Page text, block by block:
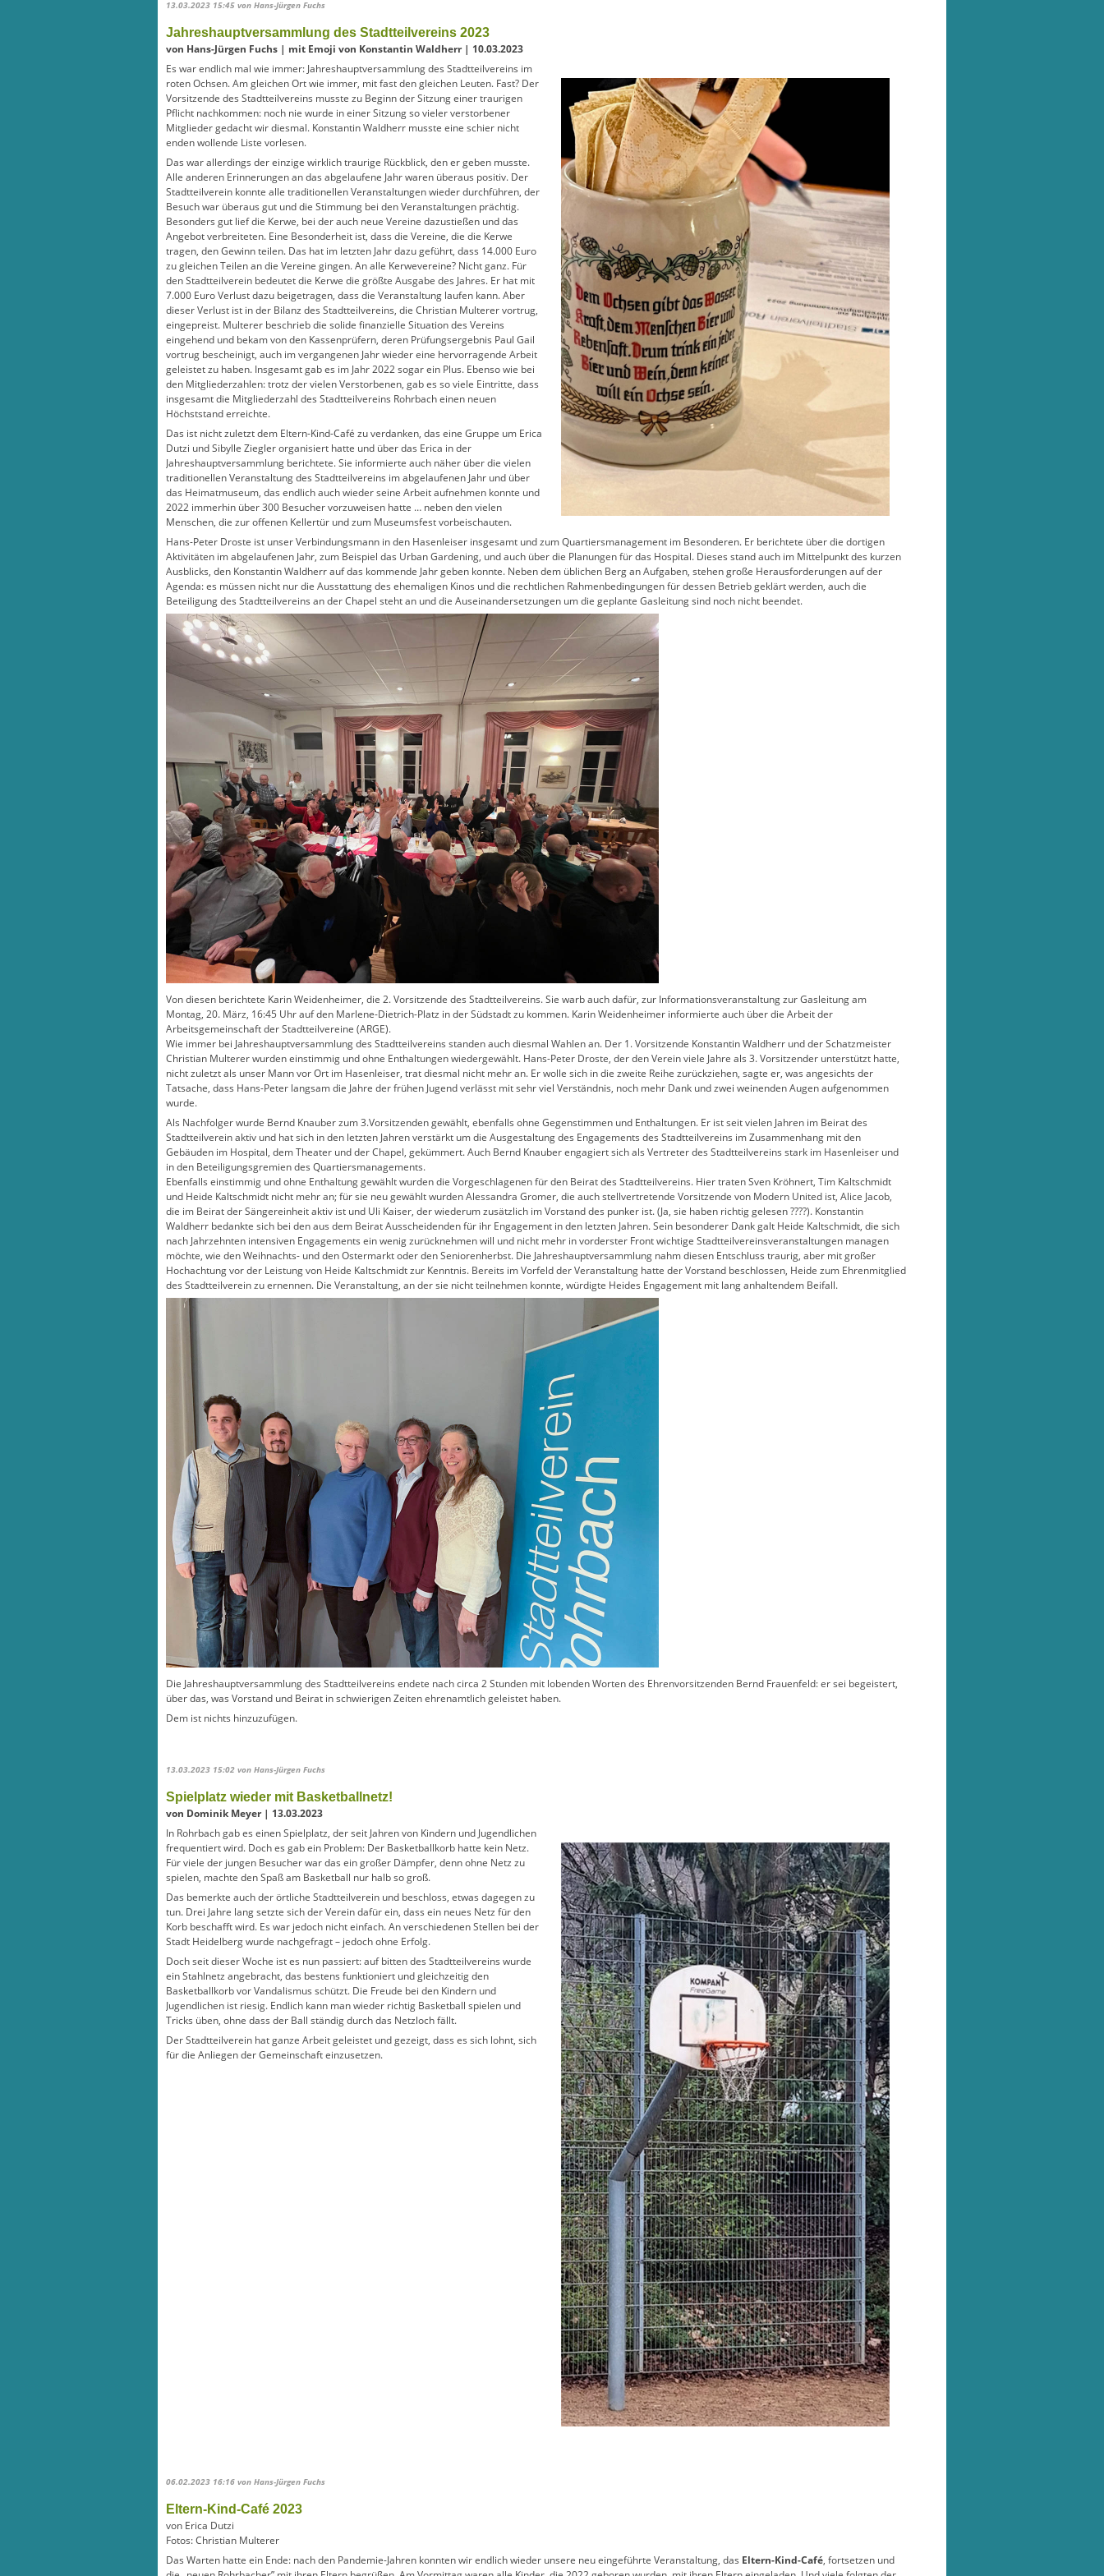
13.03.2023 15:45 von Hans-Jürgen Fuchs
Jahreshauptversammlung des Stadtteilvereins 2023
von Hans-Jürgen Fuchs | mit Emoji von Konstantin Waldherr | 10.03.2023
Es war endlich mal wie immer: Jahreshauptversammlung des Stadtteilvereins im
roten Ochsen. Am gleichen Ort wie immer, mit fast den gleichen Leuten. Fast? Der
Vorsitzende des Stadtteilvereins musste zu Beginn der Sitzung einer traurigen
Pflicht nachkommen: noch nie wurde in einer Sitzung so vieler verstorbener
Mitglieder gedacht wir diesmal. Konstantin Waldherr musste eine schier nicht
enden wollende Liste vorlesen.
Das war allerdings der einzige wirklich traurige Rückblick, den er geben musste.
Alle anderen Erinnerungen an das abgelaufene Jahr waren überaus positiv. Der
Stadtteilverein konnte alle traditionellen Veranstaltungen wieder durchführen, der
Besuch war überaus gut und die Stimmung bei den Veranstaltungen prächtig.
Besonders gut lief die Kerwe, bei der auch neue Vereine dazustießen und das
Angebot verbreiteten. Eine Besonderheit ist, dass die Vereine, die die Kerwe
tragen, den Gewinn teilen. Das hat im letzten Jahr dazu geführt, dass 14.000 Euro
zu gleichen Teilen an die Vereine gingen. An alle Kerwevereine? Nicht ganz. Für
den Stadtteilverein bedeutet die Kerwe die größte Ausgabe des Jahres. Er hat mit
7.000 Euro Verlust dazu beigetragen, dass die Veranstaltung laufen kann. Aber
dieser Verlust ist in der Bilanz des Stadtteilvereins, die Christian Multerer vortrug,
eingepreist. Multerer beschrieb die solide finanzielle Situation des Vereins
eingehend und bekam von den Kassenprüfern, deren Prüfungsergebnis Paul Gail
vortrug bescheinigt, auch im vergangenen Jahr wieder eine hervorragende Arbeit
geleistet zu haben. Insgesamt gab es im Jahr 2022 sogar ein Plus. Ebenso wie bei
den Mitgliederzahlen: trotz der vielen Verstorbenen, gab es so viele Eintritte, dass
insgesamt die Mitgliederzahl des Stadtteilvereins Rohrbach einen neuen
Höchststand erreichte.
Das ist nicht zuletzt dem Eltern-Kind-Café zu verdanken, das eine Gruppe um Erica
Dutzi und Sibylle Ziegler organisiert hatte und über das Erica in der
Jahreshauptversammlung berichtete. Sie informierte auch näher über die vielen
traditionellen Veranstaltung des Stadtteilvereins im abgelaufenen Jahr und über
das Heimatmuseum, das endlich auch wieder seine Arbeit aufnehmen konnte und
2022 immerhin über 300 Besucher vorzuweisen hatte … neben den vielen
Menschen, die zur offenen Kellertür und zum Museumsfest vorbeischauten.
Hans-Peter Droste ist unser Verbindungsmann in den Hasenleiser insgesamt und zum Quartiersmanagement im Besonderen. Er berichtete über die dortigen
Aktivitäten im abgelaufenen Jahr, zum Beispiel das Urban Gardening, und auch über die Planungen für das Hospital. Dieses stand auch im Mittelpunkt des kurzen
Ausblicks, den Konstantin Waldherr auf das kommende Jahr geben konnte. Neben dem üblichen Berg an Aufgaben, stehen große Herausforderungen auf der
Agenda: es müssen nicht nur die Ausstattung des ehemaligen Kinos und die rechtlichen Rahmenbedingungen für dessen Betrieb geklärt werden, auch die
Beteiligung des Stadtteilvereins an der Chapel steht an und die Auseinandersetzungen um die geplante Gasleitung sind noch nicht beendet.
Von diesen berichtete Karin Weidenheimer, die 2. Vorsitzende des Stadtteilvereins. Sie warb auch dafür, zur Informationsveranstaltung zur Gasleitung am
Montag, 20. März, 16:45 Uhr auf den Marlene-Dietrich-Platz in der Südstadt zu kommen. Karin Weidenheimer informierte auch über die Arbeit der
Arbeitsgemeinschaft der Stadtteilvereine (ARGE).
Wie immer bei Jahreshauptversammlung des Stadtteilvereins standen auch diesmal Wahlen an. Der 1. Vorsitzende Konstantin Waldherr und der Schatzmeister
Christian Multerer wurden einstimmig und ohne Enthaltungen wiedergewählt. Hans-Peter Droste, der den Verein viele Jahre als 3. Vorsitzender unterstützt hatte,
nicht zuletzt als unser Mann vor Ort im Hasenleiser, trat diesmal nicht mehr an. Er wolle sich in die zweite Reihe zurückziehen, sagte er, was angesichts der
Tatsache, dass Hans-Peter langsam die Jahre der frühen Jugend verlässt mit sehr viel Verständnis, noch mehr Dank und zwei weinenden Augen aufgenommen
wurde.
Als Nachfolger wurde Bernd Knauber zum 3.Vorsitzenden gewählt, ebenfalls ohne Gegenstimmen und Enthaltungen. Er ist seit vielen Jahren im Beirat des
Stadtteilverein aktiv und hat sich in den letzten Jahren verstärkt um die Ausgestaltung des Engagements des Stadtteilvereins im Zusammenhang mit den
Gebäuden im Hospital, dem Theater und der Chapel, gekümmert. Auch Bernd Knauber engagiert sich als Vertreter des Stadtteilvereins stark im Hasenleiser und
in den Beteiligungsgremien des Quartiersmanagements.
Ebenfalls einstimmig und ohne Enthaltung gewählt wurden die Vorgeschlagenen für den Beirat des Stadtteilvereins. Hier traten Sven Kröhnert, Tim Kaltschmidt
und Heide Kaltschmidt nicht mehr an; für sie neu gewählt wurden Alessandra Gromer, die auch stellvertretende Vorsitzende von Modern United ist, Alice Jacob,
die im Beirat der Sängereinheit aktiv ist und Uli Kaiser, der wiederum zusätzlich im Vorstand des punker ist. (Ja, sie haben richtig gelesen ????). Konstantin
Waldherr bedankte sich bei den aus dem Beirat Ausscheidenden für ihr Engagement in den letzten Jahren. Sein besonderer Dank galt Heide Kaltschmidt, die sich
nach Jahrzehnten intensiven Engagements ein wenig zurücknehmen will und nicht mehr in vorderster Front wichtige Stadtteilvereinsveranstaltungen managen
möchte, wie den Weihnachts- und den Ostermarkt oder den Seniorenherbst. Die Jahreshauptversammlung nahm diesen Entschluss traurig, aber mit großer
Hochachtung vor der Leistung von Heide Kaltschmidt zur Kenntnis. Bereits im Vorfeld der Veranstaltung hatte der Vorstand beschlossen, Heide zum Ehrenmitglied
des Stadtteilverein zu ernennen. Die Veranstaltung, an der sie nicht teilnehmen konnte, würdigte Heides Engagement mit lang anhaltendem Beifall.
Die Jahreshauptversammlung des Stadtteilvereins endete nach circa 2 Stunden mit lobenden Worten des Ehrenvorsitzenden Bernd Frauenfeld: er sei begeistert,
über das, was Vorstand und Beirat in schwierigen Zeiten ehrenamtlich geleistet haben.
Dem ist nichts hinzuzufügen.
13.03.2023 15:02 von Hans-Jürgen Fuchs
Spielplatz wieder mit Basketballnetz!
von Dominik Meyer | 13.03.2023
In Rohrbach gab es einen Spielplatz, der seit Jahren von Kindern und Jugendlichen
frequentiert wird. Doch es gab ein Problem: Der Basketballkorb hatte kein Netz.
Für viele der jungen Besucher war das ein großer Dämpfer, denn ohne Netz zu
spielen, machte den Spaß am Basketball nur halb so groß.
Das bemerkte auch der örtliche Stadtteilverein und beschloss, etwas dagegen zu
tun. Drei Jahre lang setzte sich der Verein dafür ein, dass ein neues Netz für den
Korb beschafft wird. Es war jedoch nicht einfach. An verschiedenen Stellen bei der
Stadt Heidelberg wurde nachgefragt – jedoch ohne Erfolg.
Doch seit dieser Woche ist es nun passiert: auf bitten des Stadtteilvereins wurde
ein Stahlnetz angebracht, das bestens funktioniert und gleichzeitig den
Basketballkorb vor Vandalismus schützt. Die Freude bei den Kindern und
Jugendlichen ist riesig. Endlich kann man wieder richtig Basketball spielen und
Tricks üben, ohne dass der Ball ständig durch das Netzloch fällt.
Der Stadtteilverein hat ganze Arbeit geleistet und gezeigt, dass es sich lohnt, sich
für die Anliegen der Gemeinschaft einzusetzen.
06.02.2023 16:16 von Hans-Jürgen Fuchs
Eltern-Kind-Café 2023
von Erica Dutzi
Fotos: Christian Multerer
Das Warten hatte ein Ende: nach den Pandemie-Jahren konnten wir endlich wieder unsere neu eingeführte Veranstaltung, das Eltern-Kind-Café, fortsetzen und